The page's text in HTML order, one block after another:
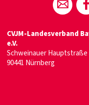
CVJM-Landesverband
e.V.
Schweinauer Hauptstraße
90441 Nürnberg